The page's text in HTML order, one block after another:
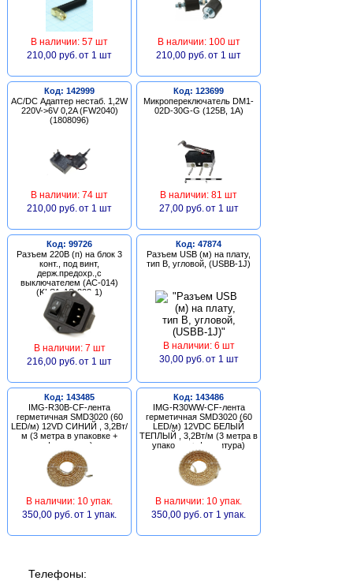
В наличии: 57 шт
210,00 руб. от 1 шт
В наличии: 100 шт
210,00 руб. от 1 шт
Код: 142999
AC/DC Адаптер нестаб. 1,2W
220V->6V 0,2A (FW2040)
(1808096)
В наличии: 74 шт
210,00 руб. от 1 шт
Код: 123699
Микропереключатель DM1-
02D-30G-G (125В, 1А)
В наличии: 81 шт
27,00 руб. от 1 шт
Код: 99726
Разъем 220В (п) на блок 3
конт., под винт,
держ.предохр.,с
выключателем (AC-014)
(KLS1-AS-303-1)
В наличии: 7 шт
216,00 руб. от 1 шт
Код: 47874
Разъем USB (м) на плату,
тип В, угловой, (USBB-1J)
В наличии: 6 шт
30,00 руб. от 1 шт
Код: 143485
IMG-R30B-CF-лента
герметичная SMD3020 (60
LED/м) 12VD СИНИЙ , 3,2Вт/
м (3 метра в упаковке +
фурнитура)
В наличии: 10 упак.
350,00 руб. от 1 упак.
Код: 143486
IMG-R30WW-CF-лента
герметичная SMD3020 (60
LED/м) 12VDC БЕЛЫЙ
ТЕПЛЫЙ , 3,2Вт/м (3 метра в
упаковке + фурнитура)
В наличии: 10 упак.
350,00 руб. от 1 упак.
Телефоны: